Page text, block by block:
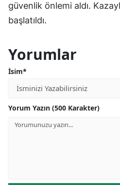
güvenlik önlemi aldı.
başlatıldı.
Yorumlar
İsim*
Yorum Yazın (500 Karakter)